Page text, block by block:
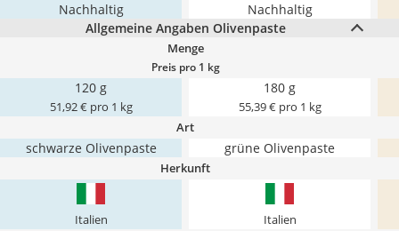
Nachhaltig
Nachhaltig
Allgemeine Angaben Olivenpaste
Menge
Preis pro 1 kg
120 g
51,92 € pro 1 kg
180 g
55,39 € pro 1 kg
Art
schwarze Olivenpaste grüne Olivenpaste
Herkunft
Italien Italien